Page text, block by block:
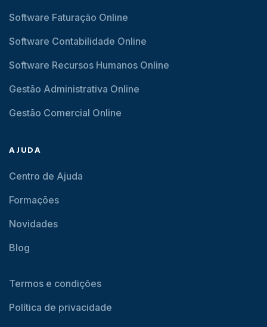
Software Faturação Online
Software Contabilidade Online
Software Recursos Humanos Online
Gestão Administrativa Online
Gestão Comercial Online
AJUDA
Centro de Ajuda
Formações
Novidades
Blog
Termos e condições
Política de privacidade